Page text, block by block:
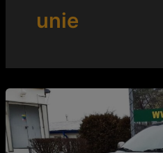
unie
Novela
„šestapadesátky“:
Poprava
youngtimerů?